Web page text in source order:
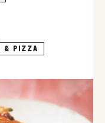
& PIZZA